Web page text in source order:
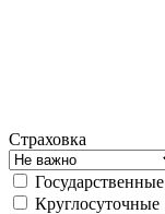
Страховка
Государственные
Круглосуточные